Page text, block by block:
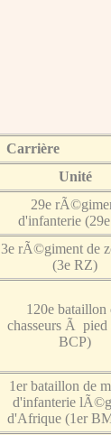
Carrière
Unité
29e
d'infanterie
3e rÃ©giment de
(3e RZ)
120e bataillon
chasseurs Ã pied
BCP)
1er bataillon de
d'infanterie
d'Afrique (1er